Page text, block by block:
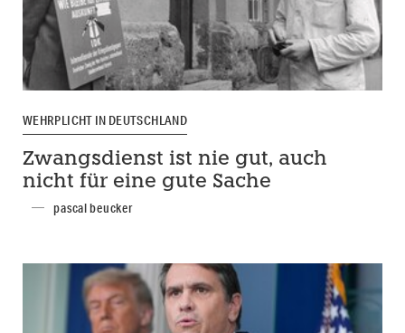
WEHRPLICHT IN DEUTSCHLAND
Zwangsdienst ist nie gut, auch
nicht für eine gute Sache
pascal beucker